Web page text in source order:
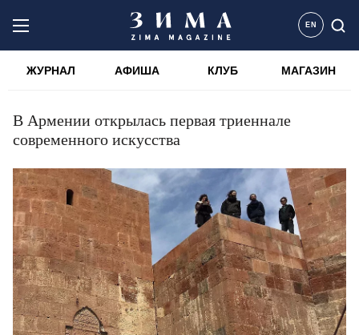
EN
ЖУРНАЛ АФИША КЛУБ МАГАЗИН
В Армении открылась первая триеннале
современного искусства